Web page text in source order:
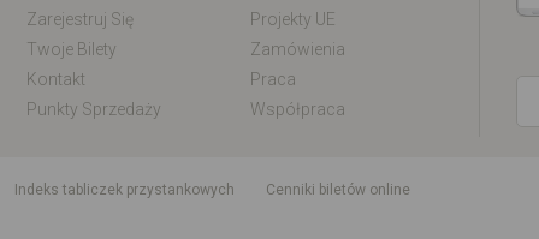
Zarejestruj Się
Projekty UE
Twoje Bilety
Zamówienia
Kontakt
Praca
Punkty Sprzedaży
Współpraca
indeks tabliczek przystankowych
Cenniki biletów online